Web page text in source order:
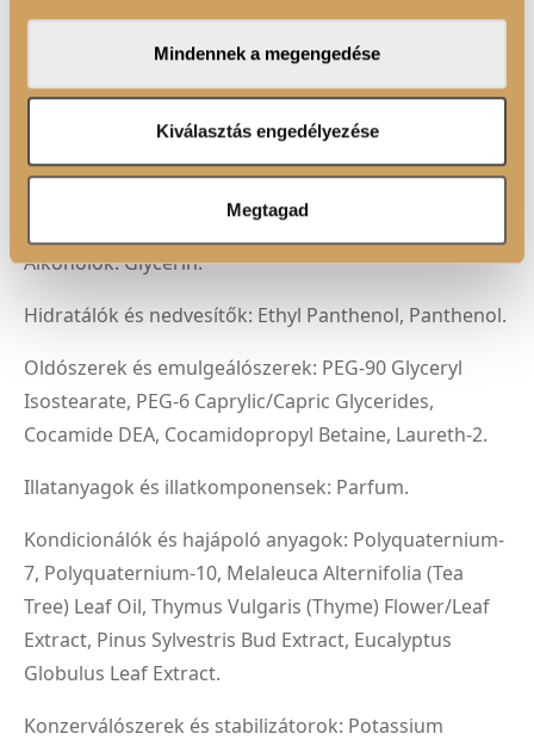
adatait, akik kombinálhatják az adatokat más olyan
adatokkal, amelyeket Ön adott meg számukra vagy az
Ön által használt más szolgáltatásokból gyűjtöttek.
Mindennek a megengedése
Kiválasztás engedélyezése
Megtagad
FELHASZNÁLÁSI JAVASLAT
Alkoholok: Glycerin.
Hidratálók és nedvesítők: Ethyl Panthenol, Panthenol.
Oldószerek és emulgeálószerek: PEG-90 Glyceryl
Isostearate, PEG-6 Caprylic/Capric Glycerides,
Cocamide DEA, Cocamidopropyl Betaine, Laureth-2.
Illatanyagok és illatkomponensek: Parfum.
Kondicionálók és hajápoló anyagok: Polyquaternium-
7, Polyquaternium-10, Melaleuca Alternifolia (Tea
Tree) Leaf Oil, Thymus Vulgaris (Thyme) Flower/Leaf
Extract, Pinus Sylvestris Bud Extract, Eucalyptus
Globulus Leaf Extract.
Konzerválószerek és stabilizátorok: Potassium